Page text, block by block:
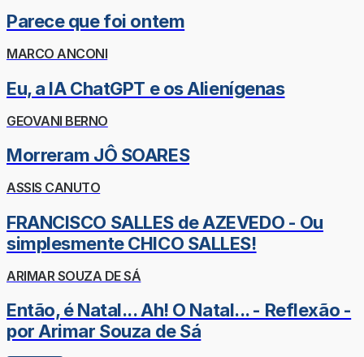
Parece que foi ontem
MARCO ANCONI
Eu, a IA ChatGPT e os Alienígenas
GEOVANI BERNO
Morreram JÔ SOARES
ASSIS CANUTO
FRANCISCO SALLES de AZEVEDO - Ou
simplesmente CHICO SALLES!
ARIMAR SOUZA DE SÁ
Então, é Natal... Ah! O Natal... - Reflexão -
por Arimar Souza de Sá